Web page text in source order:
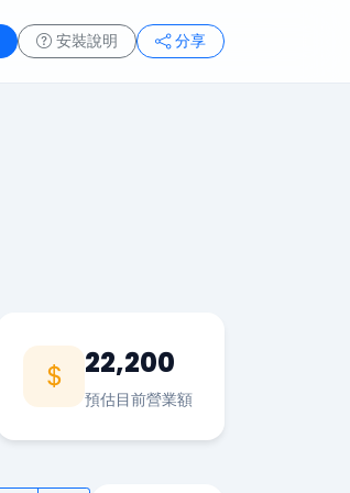
安裝說明 分享
22,200
預估目前營業額